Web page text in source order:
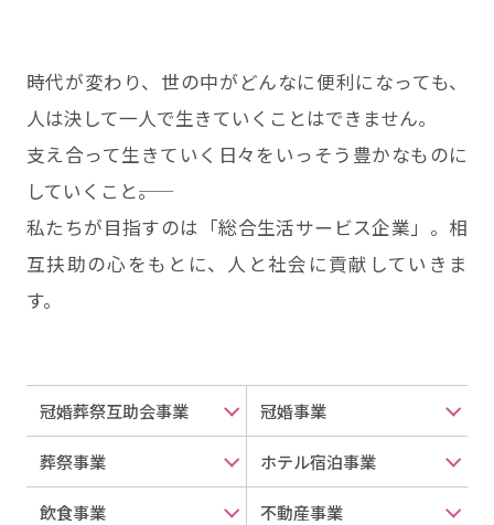
時代が変わり、世の中がどんなに便利になっても、
人は決して一人で生きていくことはできません。
支え合って生きていく日々をいっそう豊かなものに
していくこと――。
私たちが目指すのは「総合生活サービス企業」。相
互扶助の心をもとに、人と社会に貢献していきま
す。
冠婚葬祭互助会事業 冠婚事業
葬祭事業 ホテル宿泊事業
飲食事業 不動産事業